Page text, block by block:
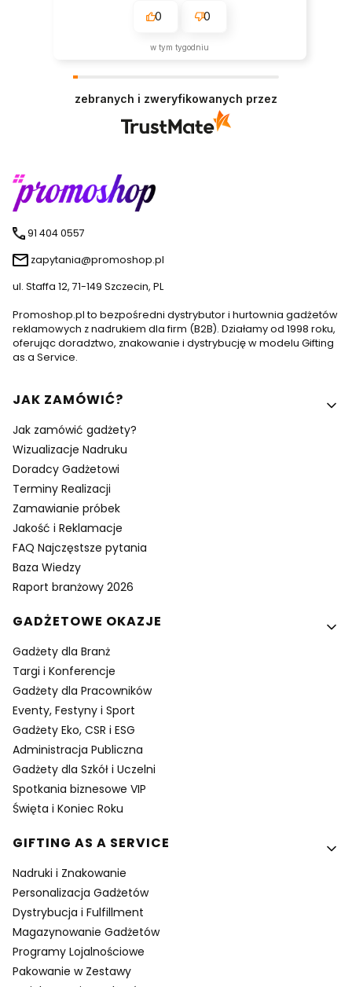
0 0
w tym tygodniu
zebranych i zweryfikowanych przez
91 404 0557
zapytania@promoshop.pl
ul. Staffa 12, 71-149 Szczecin, PL
Promoshop.pl to bezpośredni dystrybutor i hurtownia gadżetów
reklamowych z nadrukiem dla firm (B2B). Działamy od 1998 roku,
oferując doradztwo, znakowanie i dystrybucję w modelu Gifting
as a Service.
Linki w stopce
JAK ZAMÓWIĆ?
Jak zamówić gadżety?
Wizualizacje Nadruku
Doradcy Gadżetowi
Terminy Realizacji
Zamawianie próbek
Jakość i Reklamacje
FAQ Najczęstsze pytania
Baza Wiedzy
Raport branżowy 2026
GADŻETOWE OKAZJE
Gadżety dla Branż
Targi i Konferencje
Gadżety dla Pracowników
Eventy, Festyny i Sport
Gadżety Eko, CSR i ESG
Administracja Publiczna
Gadżety dla Szkół i Uczelni
Spotkania biznesowe VIP
Święta i Koniec Roku
GIFTING AS A SERVICE
Nadruki i Znakowanie
Personalizacja Gadżetów
Dystrybucja i Fulfillment
Magazynowanie Gadżetów
Programy Lojalnościowe
Pakowanie w Zestawy